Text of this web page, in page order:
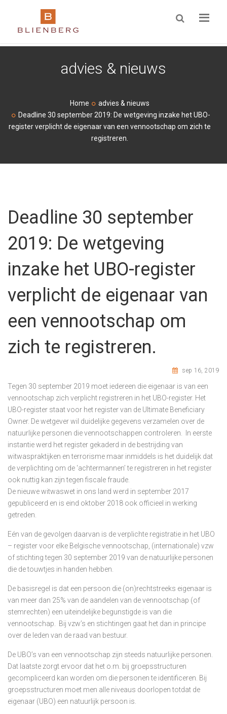
ZOEKEN
advies & nieuws
Home
advies & nieuws
Deadline 30 september 2019: De wetgeving inzake het UBO-
register verplicht de eigenaar van een vennootschap om zich te
registreren.
Deadline 30 september
2019: De wetgeving
inzake het UBO-register
verplicht de eigenaar van
een vennootschap om
zich te registreren.
sep 16, 2019
Tegen 30 september 2019 moet iedereen die eigenaar is van een
vennootschap zich verplicht registreren in het UBO-register. Het
UBO-register staat voor het register van de Ultimate Beneficiary
Owner. De wetgever wil duidelijke gegevens verzamelen over de
natuurlijke personen die vennootschappen controleren. In eerste
instantie werd het register gekaderd in de bestrijding van
witwaspraktijken en terrorisme maar inmiddels is het duidelijk dat
de verplichting om de ‘achtermannen’ te registreren in het register
ook nuttig kan zijn tegen fiscale fraude.
De nieuwe witwaswet in ons land werd in september 2017
gepubliceerd en is eind oktober 2018 ook officieel in werking
getreden.
Eén van de gevolgen daarvan is de verplichte registratie in het UBO
– register voor elke Belgische vennootschap, (internationale) vzw
of stichting tegen 30 september 2019 van de natuurlijke personen
die de touwtjes in handen hebben.
De basisregel is dat een persoon die (on)rechtstreeks eigenaar is
van meer dan 25% van de aandelen van de vennootschap (of
stemrechten) een uiteindelijke begunstigde is van die
vennootschap. Bij vzw’s en stichtingen gaat het dan in principe
over de leden van de raad van bestuur.
De UBO’s van een vennootschap zijn steeds natuurlijke personen.
Dat laatste zorgt ervoor dat het o.m. bij groepsstructuren
gecompliceerd kan worden om die personen te identificeren. Bij
groepsstructuren moet men alle niveaus doorlopen totdat de
eigenaar (UBO) een natuurlijk persoon is.